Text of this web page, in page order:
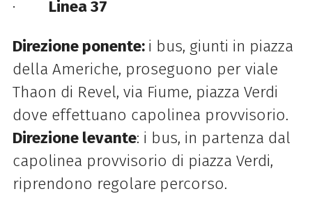
· Linea 37
Direzione ponente: i bus, giunti in piazza
della Americhe, proseguono per viale
Thaon di Revel, via Fiume, piazza Verdi
dove effettuano capolinea provvisorio.
Direzione levante: i bus, in partenza dal
capolinea provvisorio di piazza Verdi,
riprendono regolare percorso.